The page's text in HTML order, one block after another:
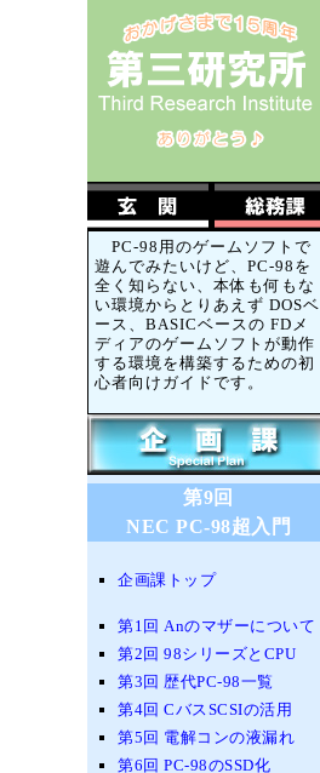
PC-98用のゲームソフトで
遊んでみたいけど、PC-98を
全く知らない、本体も何もな
い環境からとりあえず DOSベ
ース、BASICベースの FDメ
ディアのゲームソフトが動作
する環境を構築するための初
心者向けガイドです。
第9回
NEC PC-98超入門
企画課トップ
第1回 Anのマザーについて
第2回 98シリーズとCPU
第3回 歴代PC-98一覧
第4回 CバスSCSIの活用
第5回 電解コンの液漏れ
第6回 PC-98のSSD化